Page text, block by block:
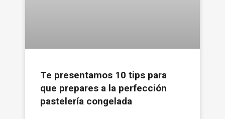
Te presentamos 10 tips para
que prepares a la perfección
pastelería congelada